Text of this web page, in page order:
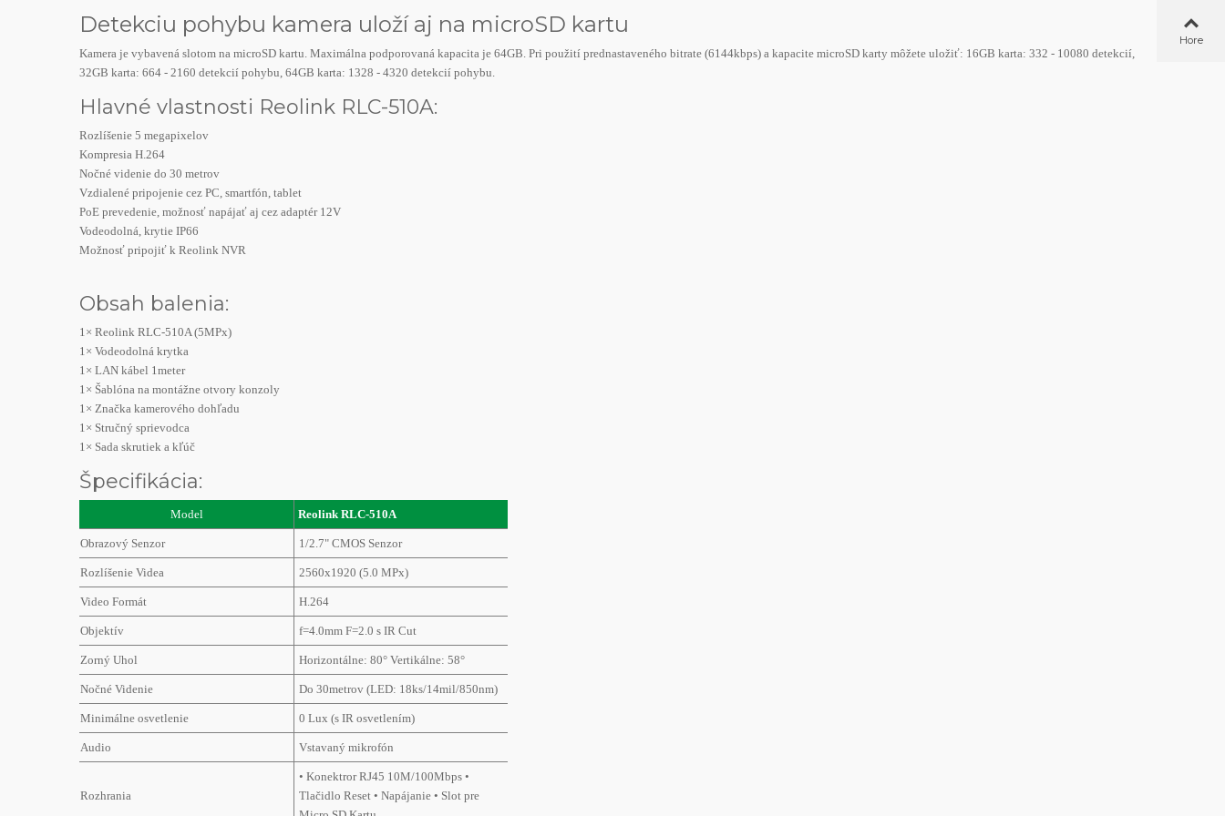
Detekciu pohybu kamera uloží aj na microSD kartu
Kamera je vybavená slotom na microSD kartu. Maximálna podporovaná kapacita je 64GB. Pri použití prednastaveného bitrate (6144kbps) a kapacite microSD karty môžete uložiť: 16GB karta: 332 - 10080 detekcií,
32GB karta: 664 - 2160 detekcií pohybu, 64GB karta: 1328 - 4320 detekcií pohybu.
Hlavné vlastnosti Reolink RLC-510A:
Rozlíšenie 5 megapixelov
Kompresia H.264
Nočné videnie do 30 metrov
Vzdialené pripojenie cez PC, smartfón, tablet
PoE prevedenie, možnosť napájať aj cez adaptér 12V
Vodeodolná, krytie IP66
Možnosť pripojiť k Reolink NVR
Obsah balenia:
1× Reolink RLC-510A (5MPx)
1× Vodeodolná krytka
1× LAN kábel 1meter
1× Šablóna na montážne otvory konzoly
1× Značka kamerového dohľadu
1× Stručný sprievodca
1× Sada skrutiek a kľúč
Špecifikácia:
Model Reolink RLC-510A
Obrazový Senzor 1/2.7" CMOS Senzor
Rozlíšenie Videa 2560x1920 (5.0 MPx)
Video Formát H.264
Objektív f=4.0mm F=2.0 s IR Cut
Zorný Uhol Horizontálne: 80° Vertikálne: 58°
Nočné Videnie Do 30metrov (LED: 18ks/14mil/850nm)
Minimálne osvetlenie 0 Lux (s IR osvetlením)
Audio Vstavaný mikrofón
Rozhrania
• Konektror RJ45 10M/100Mbps •
Tlačidlo Reset • Napájanie • Slot pre
Hore